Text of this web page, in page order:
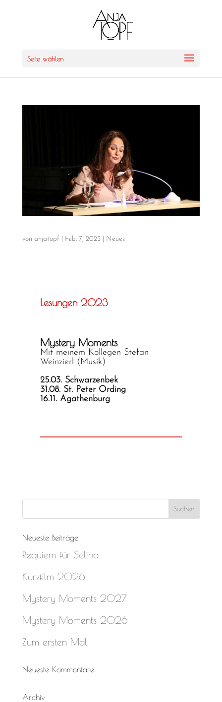
Seite wählen
von anjatopf Feb. 7, 2023| Neues
Lesungen 2023
Mystery Moments
Mit meinem Kollegen Stefan
Weinzierl (Musik)
25.03. Schwarzenbek
31.08. St. Peter Ording
16.11. Agathenburg
Neueste Beiträge
Requiem für Selina
Kurzfilm 2026
Mystery Moments 2027
Mystery Moments 2026
Zum ersten Mal
Neueste Kommentare
Archiv